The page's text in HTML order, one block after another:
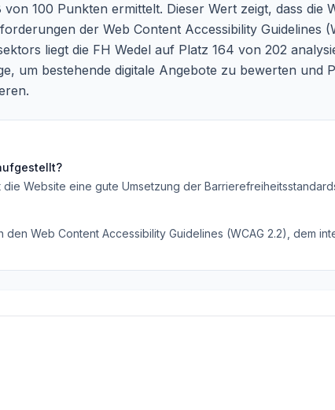
100 Punkten ermittelt. Dieser Wert zeigt, dass die
der Web Content Accessibility Guidelines
liegt die FH Wedel auf Platz 164 von 202
um bestehende digitale Angebote zu bewerten und
die Website eine gute Umsetzung der
Web Content Accessibility Guidelines (WCAG 2.2), dem